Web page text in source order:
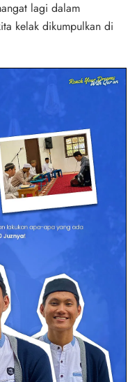
lagi dalam
kelak dikumpulkan di